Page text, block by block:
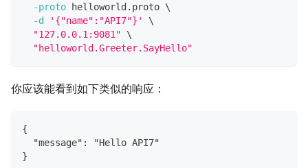
-proto helloworld.proto \
-d
'{"name":"API7"}'
\
"127.0.0.1:9081"
\
"helloworld.Greeter.SayHello"
你应该能看到如下类似的响应：
{
  "message": "Hello API7"
}